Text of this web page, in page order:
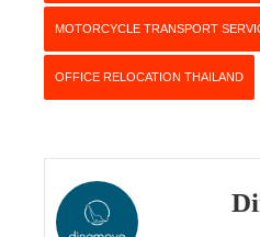
MOTORCYCLE TRANSPORT
OFFICE RELOCATION THAILAND